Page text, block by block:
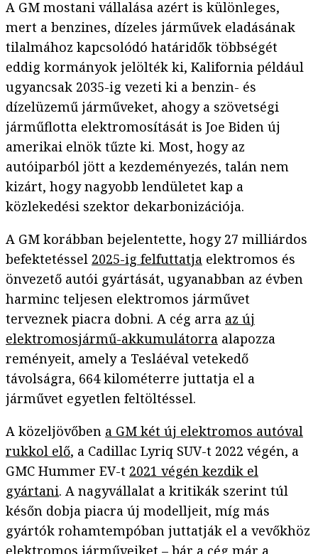
A GM mostani vállalása azért is különleges,
mert a benzines, dízeles járművek eladásának
tilalmához kapcsolódó határidők többségét
eddig kormányok jelölték ki, Kalifornia például
ugyancsak 2035-ig vezeti ki a benzin- és
dízelüzemű járműveket, ahogy a szövetségi
járműflotta elektromosítását is Joe Biden új
amerikai elnök tűzte ki. Most, hogy az
autóiparból jött a kezdeményezés, talán nem
kizárt, hogy nagyobb lendületet kap a
közlekedési szektor dekarbonizációja.
A GM korábban bejelentette, hogy 27 milliárdos
befektetéssel 2025-ig felfuttatja elektromos és
önvezető autói gyártását, ugyanabban az évben
harminc teljesen elektromos járművet
terveznek piacra dobni. A cég arra az új
elektromosjármű-akkumulátorra alapozza
reményeit, amely a Tesláéval vetekedő
távolságra, 664 kilométerre juttatja el a
járművet egyetlen feltöltéssel.
A közeljövőben a GM két új elektromos autóval
rukkol elő, a Cadillac Lyriq SUV-t 2022 végén, a
GMC Hummer EV-t 2021 végén kezdik el
gyártani. A nagyvállalat a kritikák szerint túl
későn dobja piacra új modelljeit, míg más
gyártók rohamtempóban juttatják el a vevőkhöz
elektromos járműveiket – bár a cég már a